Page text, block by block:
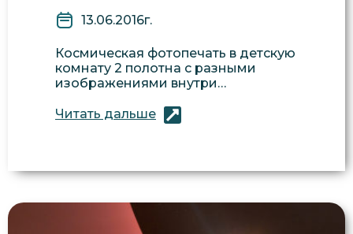
13.06.2016г.
Космическая фотопечать в детскую
комнату 2 полотна с разными
изображениями внутри…
Читать дальше